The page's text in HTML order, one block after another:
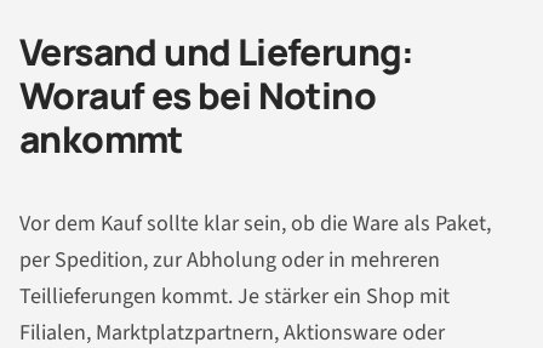
Versand und Lieferung:
Worauf es bei Notino
ankommt
Vor dem Kauf sollte klar sein, ob die Ware als Paket,
per Spedition, zur Abholung oder in mehreren
Teillieferungen kommt. Je stärker ein Shop mit
Filialen, Marktplatzpartnern, Aktionsware oder